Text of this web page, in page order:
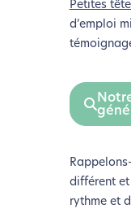
Petites
d’emploi
différent et
rythme et